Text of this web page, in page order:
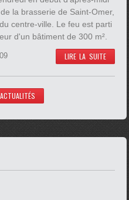
la brasserie de Saint-Omer,
centre-ville. Le feu est parti
d'un bâtiment de 300 m².
LIRE LA SUITE